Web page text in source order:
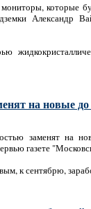
которые
Александр
на новые до
заменят на
газете
к сентябрю,